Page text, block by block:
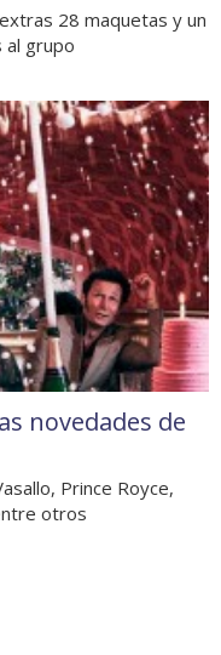
28 maquetas y un
al grupo
novedades de
Prince Royce,
otros